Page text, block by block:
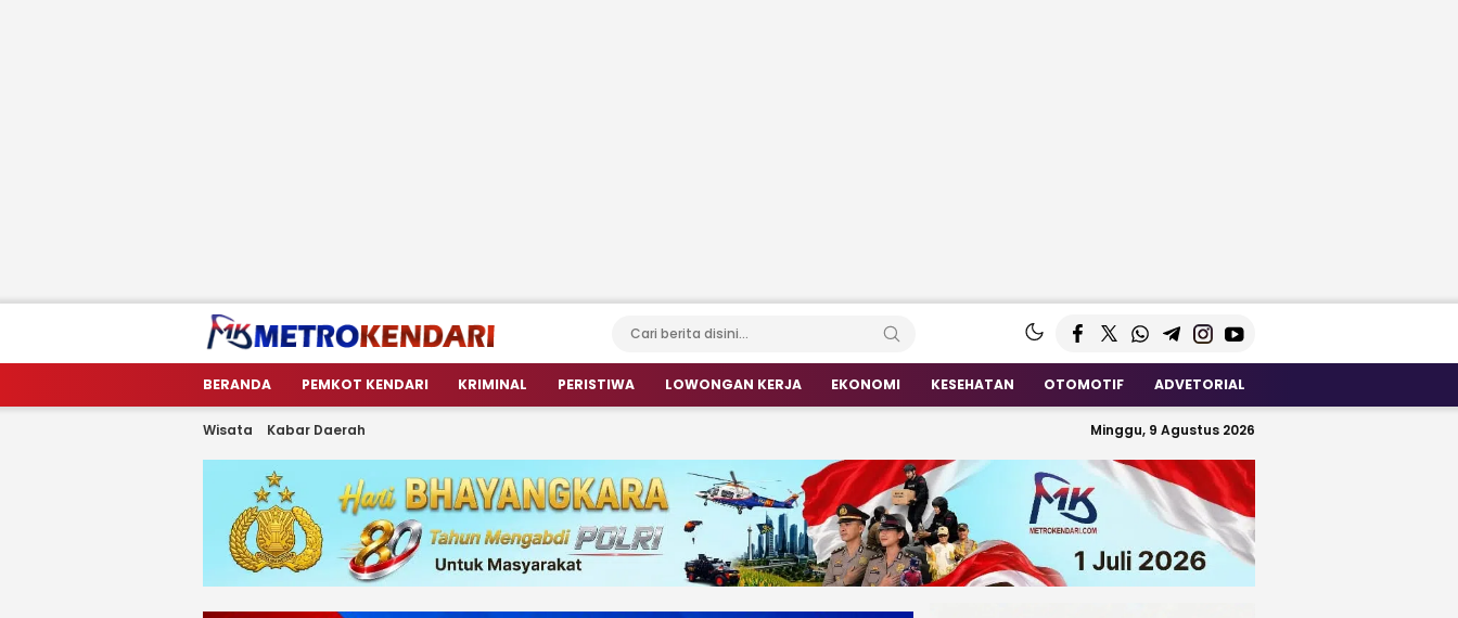
metrokendari
Berita Terkini Sulawesi Tenggara
BERANDA PEMKOT KENDARI KRIMINAL PERISTIWA LOWONGAN KERJA EKONOMI KESEHATAN OTOMOTIF ADVETORIAL
Wisata Kabar Daerah Minggu, 9 Agustus 2026